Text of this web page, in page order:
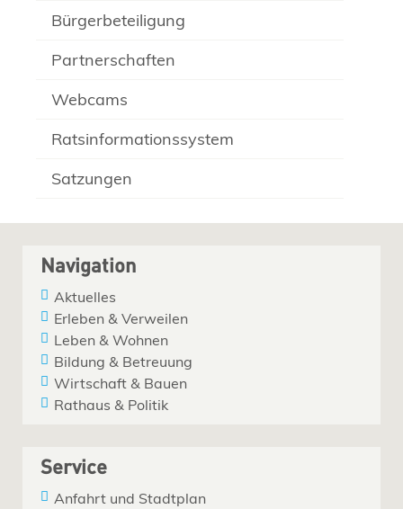
Bürgerbeteiligung
Partnerschaften
Webcams
Ratsinformationssystem
Satzungen
Navigation
Aktuelles
Erleben & Verweilen
Leben & Wohnen
Bildung & Betreuung
Wirtschaft & Bauen
Rathaus & Politik
Service
Anfahrt und Stadtplan